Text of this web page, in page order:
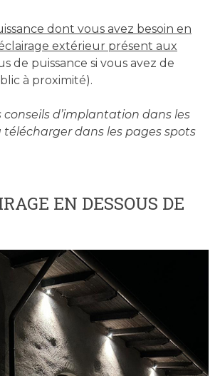
dont vous avez besoin en
extérieur présent aux
de puissance si vous avez de
à proximité).
conseils d’implantation dans les
dans les pages spots
EN DESSOUS DE